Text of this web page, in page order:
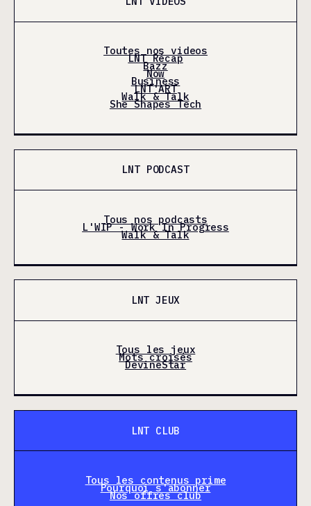
Toutes nos videos
LNT Récap
Bazz
Now
Business
LNT'ART
Walk & Talk
She Shapes Tech
LNT PODCAST
Tous nos podcasts
L'WIP - Work In Progress
Walk & Talk
LNT JEUX
Tous les jeux
Mots croisés
DevineStar
LNT CLUB
Tous les contenus prime
Pourquoi s'abonner
Nos offres club